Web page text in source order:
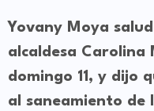
Yovany Moya
alcaldesa Carolina
domingo 11, y dijo
al saneamiento de